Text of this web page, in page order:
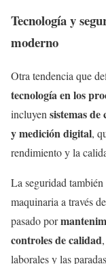
Tecnología y
moderno
Otra tendencia que
tecnología en los
incluyen sistemas
y medición digital,
rendimiento y la
La seguridad
maquinaria a través de
pasado por
controles de calidad
laborales y las